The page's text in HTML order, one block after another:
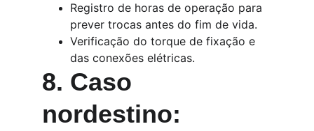
Registro de horas de operação para
prever trocas antes do fim de vida.
Verificação do torque de fixação e
das conexões elétricas.
8. Caso
nordestino: